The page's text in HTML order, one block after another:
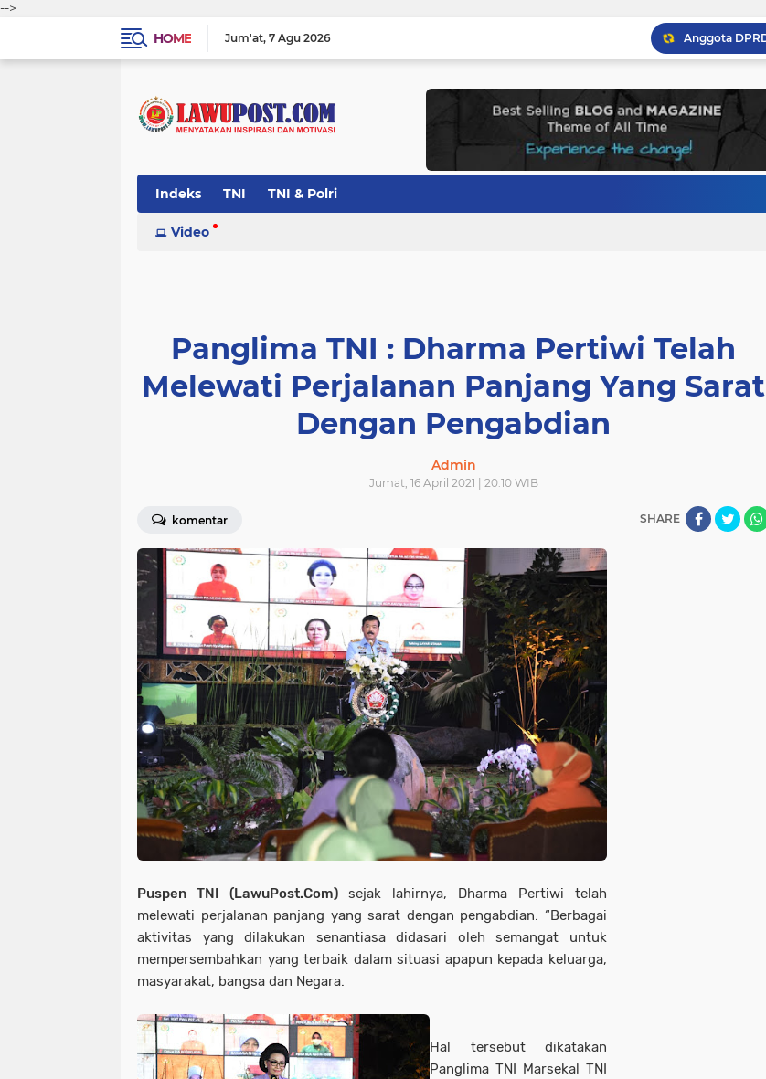
-->
HOME
Jum'at 7 Agu 2026
Indeks TNI TNI & Polri
Video
Panglima TNI : Dharma Pertiwi Telah
Melewati Perjalanan Panjang Yang Sarat
Dengan Pengabdian
Admin
Jumat, 16 April 2021 | 20.10 WIB
komentar SHARE
Puspen TNI (LawuPost.Com) sejak lahirnya, Dharma Pertiwi telah
melewati perjalanan panjang yang sarat dengan pengabdian. “Berbagai
aktivitas yang dilakukan senantiasa didasari oleh semangat untuk
mempersembahkan yang terbaik dalam situasi apapun kepada keluarga,
masyarakat, bangsa dan Negara.
Hal tersebut dikatakan
Panglima TNI Marsekal TNI